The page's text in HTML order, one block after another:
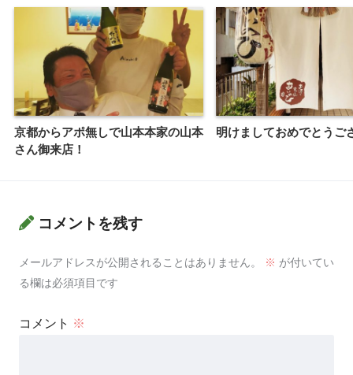
京都からアポ無しで山本本家の山本
さん御来店！
明けましておめでとうご
コメントを残す
メールアドレスが公開されることはありません。 ※ が付いてい
る欄は必須項目です
コメント ※